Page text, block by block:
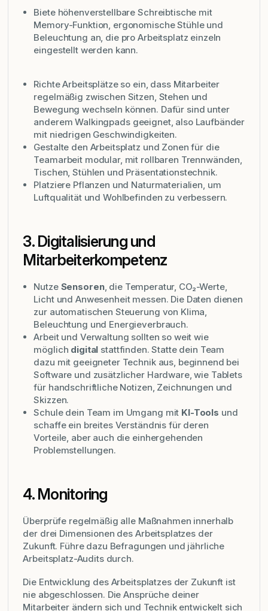
Biete höhenverstellbare Schreibtische mit
Memory-Funktion, ergonomische Stühle und
Beleuchtung an, die pro Arbeitsplatz einzeln
eingestellt werden kann.
Richte Arbeitsplätze so ein, dass Mitarbeiter
regelmäßig zwischen Sitzen, Stehen und
Bewegung wechseln können. Dafür sind unter
anderemWalkingpadsgeeignet, also Laufbänder
mit niedrigen Geschwindigkeiten.
Gestalte den Arbeitsplatz und Zonen für die
Teamarbeit modular, mit rollbaren Trennwänden,
Tischen, Stühlen und Präsentationstechnik.
Platziere Pflanzen und Naturmaterialien, um
Luftqualität und Wohlbefinden zu verbessern.
3. Digitalisierung und
Mitarbeiterkompetenz
Nutze Sensoren, die Temperatur, CO₂-Werte,
Licht und Anwesenheit messen. Die Daten dienen
zur automatischen Steuerung von Klima,
Beleuchtung und Energieverbrauch.
Arbeit und Verwaltung sollten so weit wie
möglich digital stattfinden. Statte dein Team
dazu mit geeigneter Technik aus, beginnend bei
Software und zusätzlicher Hardware, wie Tablets
für handschriftliche Notizen, Zeichnungen und
Skizzen.
Schule dein Team im Umgang mit KI-Tools und
schaffe ein breites Verständnis für deren
Vorteile, aber auch die einhergehenden
Problemstellungen.
4. Monitoring
Überprüfe regelmäßig alle Maßnahmen innerhalb
der drei Dimensionen des Arbeitsplatzes der
Zukunft. Führe dazu Befragungen und jährliche
Arbeitsplatz-Audits durch.
Die Entwicklung des Arbeitsplatzes der Zukunft ist
nie abgeschlossen. Die Ansprüche deiner
Mitarbeiter ändern sich und Technik entwickelt sich